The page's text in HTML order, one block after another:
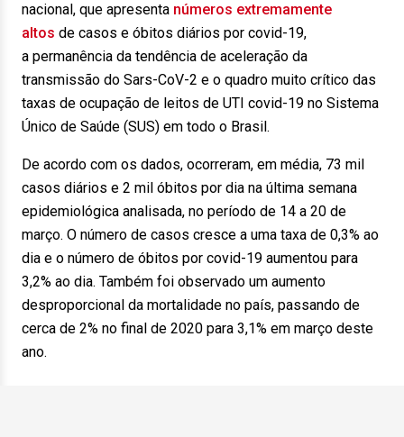
nacional, que apresenta números extremamente
altos de casos e óbitos diários por covid-19,
a permanência da tendência de aceleração da
transmissão do Sars-CoV-2 e o quadro muito crítico das
taxas de ocupação de leitos de UTI covid-19 no Sistema
Único de Saúde (SUS) em todo o Brasil.
De acordo com os dados, ocorreram, em média, 73 mil
casos diários e 2 mil óbitos por dia na última semana
epidemiológica analisada, no período de 14 a 20 de
março. O número de casos cresce a uma taxa de 0,3% ao
dia e o número de óbitos por covid-19 aumentou para
3,2% ao dia. Também foi observado um aumento
desproporcional da mortalidade no país, passando de
cerca de 2% no final de 2020 para 3,1% em março deste
ano.